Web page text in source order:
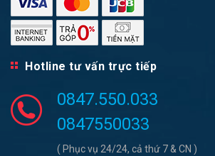
Hotline tư vấn trực tiếp
0847.550.033
0847550033
( Phục vụ 24/24, cả thứ 7 & CN )